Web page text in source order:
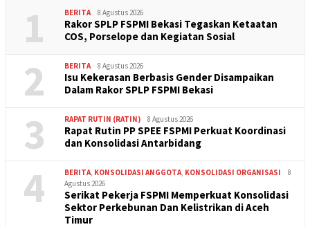
1 BERITA 8 Agustus 2026
Rakor SPLP FSPMI Bekasi Tegaskan Ketaatan
COS, Porselope dan Kegiatan Sosial
2 BERITA 8 Agustus 2026
Isu Kekerasan Berbasis Gender Disampaikan
Dalam Rakor SPLP FSPMI Bekasi
3 RAPAT RUTIN (RATIN) 8 Agustus 2026
Rapat Rutin PP SPEE FSPMI Perkuat Koordinasi
dan Konsolidasi Antarbidang
4 BERITA KONSOLIDASI ANGGOTA KONSOLIDASI ORGANISASI
8
Agustus 2026
Serikat Pekerja FSPMI Memperkuat Konsolidasi
Sektor Perkebunan Dan Kelistrikan di Aceh
Timur